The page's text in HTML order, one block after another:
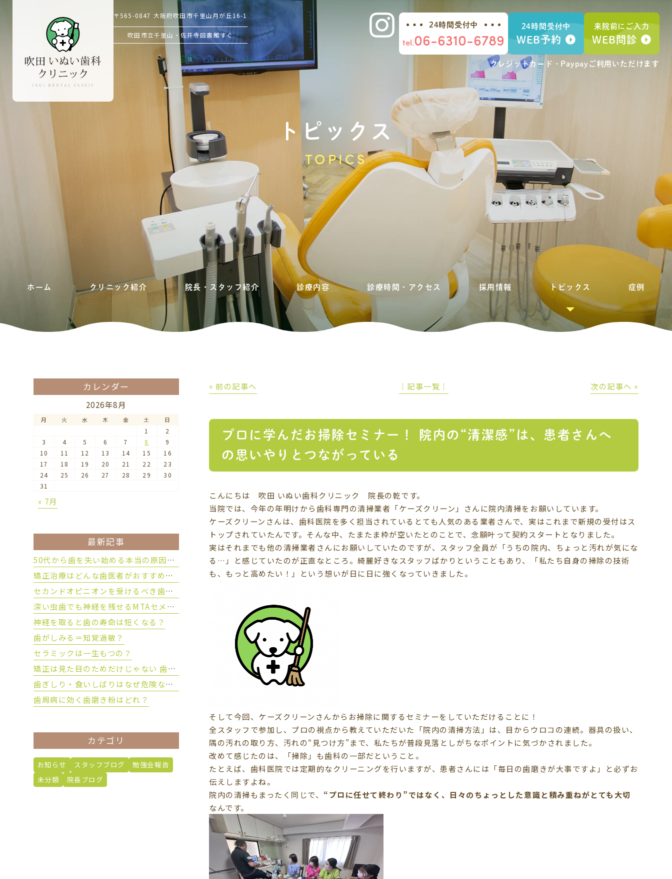
〒565-0847 大阪府吹田市千里山月が丘16-1
吹田市立千里山・佐井寺図書館すぐ
24時間受付中
tel.06-6310-6789
24時間受付中
WEB予約
来院前にご入力
WEB問診
クレジットカード・Paypay ご利用いただけます
トピックス
TOPICS
ホーム クリニック紹介 院長・スタッフ紹介 診療内容 診療時間・アクセス 採用情報 トピックス 症例
« 前の記事へ │記事一覧│ 次の記事へ »
プロに学んだお掃除セミナー！ 院内の“清潔感”は、患者さんへ
の思いやりとつながっている
こんにちは 吹田 いぬい歯科クリニック 院長の乾です。
当院では、今年の年明けから歯科専門の清掃業者「ケーズクリーン」さんに院内清掃をお願いしています。
ケーズクリーンさんは、歯科医院を多く担当されているとても人気のある業者さんで、実はこれまで新規の受付はス
トップされていたんです。そんな中、たまたま枠が空いたとのことで、念願叶って契約スタートとなりました。
実はそれまでも他の清掃業者さんにお願いしていたのですが、スタッフ全員が「うちの院内、ちょっと汚れが気にな
る…」と感じていたのが正直なところ。綺麗好きなスタッフばかりということもあり、「私たち自身の掃除の技術
も、もっと高めたい！」という想いが日に日に強くなっていきました。
そして今回、ケーズクリーンさんからお掃除に関するセミナーをしていただけることに！
全スタッフで参加し、プロの視点から教えていただいた「院内の清掃方法」は、目からウロコの連続。器具の扱い、
隅の汚れの取り方、汚れの“見つけ方”まで、私たちが普段見落としがちなポイントに気づかされました。
改めて感じたのは、「掃除」も歯科の一部だということ。
たとえば、歯科医院では定期的なクリーニングを行いますが、患者さんには「毎日の歯磨きが大事ですよ」と必ずお
伝えしますよね。
院内の清掃もまったく同じで、 “プロに任せて終わり”ではなく、日々のちょっとした意識と積み重ねがとても大切
なんです。
カレンダー
2026年8月
月 火 水 木 金 土 日
1
2
3
4 5 6 7 8
9
10
11 12 13 14 15
16
17
18 19 20 21 22
23
24
25 26 27 28 29
30
31
« 7月
最新記事
50代から歯を失い始める本当の原因とは？
矯正治療はどんな歯医者がおすすめ？後悔しない歯科医院の選び方
セカンドオピニオンを受けるべき歯科治療とは？
深い虫歯でも神経を残せるMTAセメントとは？
神経を取ると歯の寿命は短くなる？
歯がしみる＝知覚過敏？
セラミックは一生もつの？
矯正は見た目のためだけじゃない 歯を守るために大切な理由とは？
歯ぎしり・食いしばりはなぜ危険なのか？
歯周病に効く歯磨き粉はどれ？
カテゴリ
お知らせ スタッフブログ
勉強会報告
未分類
院長ブログ